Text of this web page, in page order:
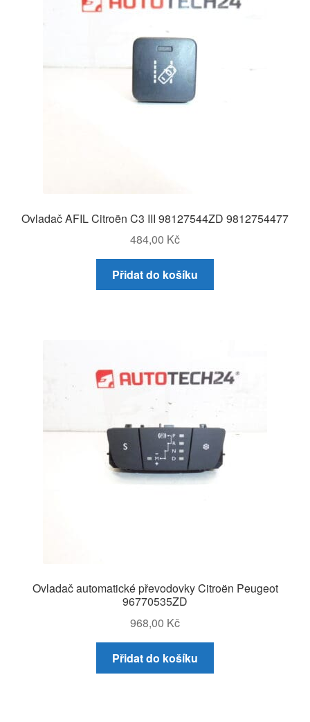
Ovladač AFIL Citroën C3 III 98127544ZD 9812754477
484,00 Kč
Přidat do košíku
Ovladač automatické převodovky Citroën Peugeot
96770535ZD
968,00 Kč
Přidat do košíku